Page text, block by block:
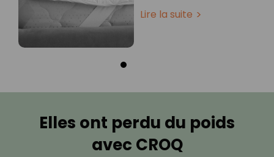
Lire la suite
Elles ont perdu du poids
avec CROQ